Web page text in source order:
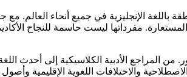
الإنجليزية في جميع أنحاء العالم. مع
المستعارة. مفرداتها ليست حاسمة للنجاح
من المراجع الأدبية الكلاسيكية إلى أحدث
والاختلافات اللغوية الإقليمية